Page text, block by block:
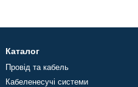
Каталог
Провід та кабель
Кабеленесучі системи